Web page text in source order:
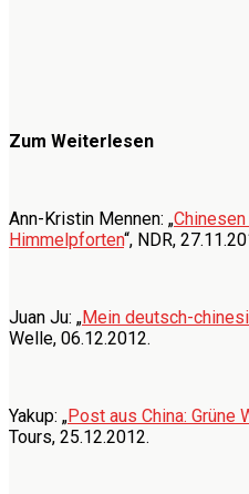
Zum Weiterlesen
Ann-Kristin Mennen: „
Himmelpforten“, NDR,
Juan Ju: „Mein deutsch-
Welle, 06.12.2012.
Yakup: „Post aus China: Grüne
Tours, 25.12.2012.